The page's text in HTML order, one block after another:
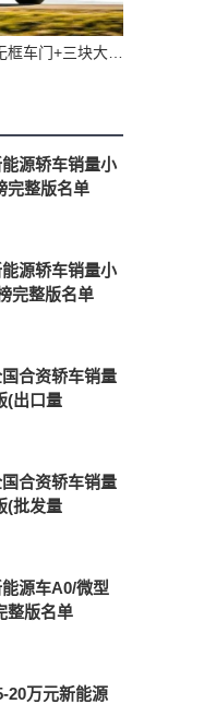
源轿车销量小
完整版名单
源轿车销量小
完整版名单
合资轿车销量
(出口量
合资轿车销量
(批发量
源车A0/微型
整版名单
20万元新能源